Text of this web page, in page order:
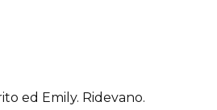
ed Emily. Ridevano.